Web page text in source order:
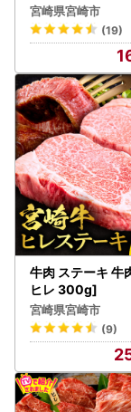
宮崎県宮崎市
(19)
牛肉 ステーキ 牛
ヒレ 300g]
宮崎県宮崎市
(9)